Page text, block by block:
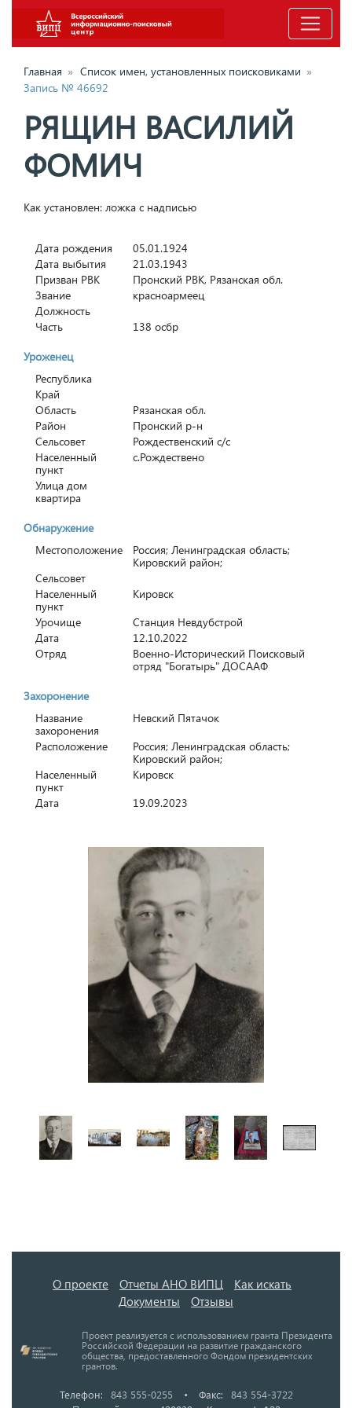
Главная » Список имен, установленных поисковиками »
Запись № 46692
РЯЩИН ВАСИЛИЙ
ФОМИЧ
Как установлен: ложка с надписью
Дата рождения
05.01.1924
Дата выбытия
21.03.1943
Призван РВК
Пронский РВК, Рязанская обл.
Звание
красноармеец
Должность
Часть
138 осбр
Уроженец
Республика
Край
Область
Рязанская обл.
Район
Пронский р-н
Сельсовет
Рождественский с/с
Населенный
пункт
с.Рождествено
Улица дом
квартира
Обнаружение
Местоположение
Россия; Ленинградская область;
Кировский район;
Сельсовет
Населенный
пункт
Кировск
Урочище
Станция Невдубстрой
Дата
12.10.2022
Отряд
Военно-Исторический Поисковый
отряд "Богатырь" ДОСААФ
Захоронение
Название
захоронения
Невский Пятачок
Расположение
Россия; Ленинградская область;
Кировский район;
Населенный
пункт
Кировск
Дата
19.09.2023
О проекте Отчеты АНО ВИПЦ
Как искать
Документы
Отзывы
Проект реализуется с использованием гранта Президента
Российской Федерации на развитие гражданского
общества, предоставленного Фондом президентских
грантов.
Телефон: 843 555-0255 • Факс:
843 554-3722